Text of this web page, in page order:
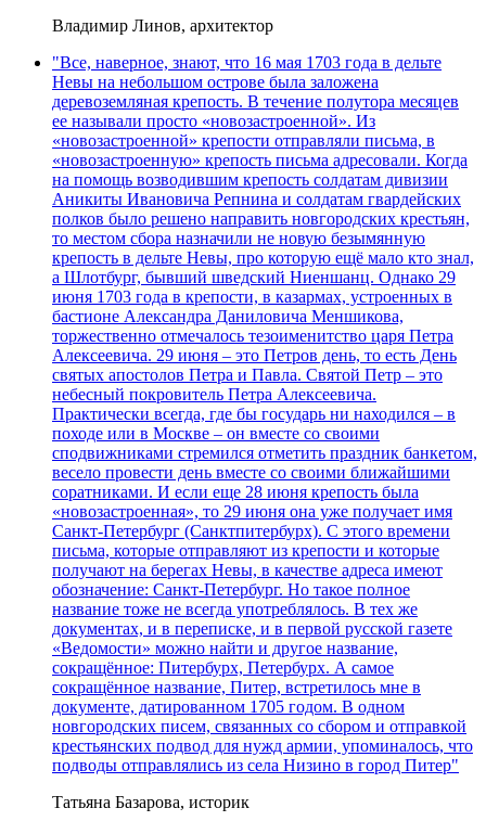
Владимир Линов, архитектор
"Все, наверное, знают, что 16 мая 1703 года в дельте
Невы на небольшом острове была заложена
деревоземляная крепость. В течение полутора месяцев
ее называли просто «новозастроенной». Из
«новозастроенной» крепости отправляли письма, в
«новозастроенную» крепость письма адресовали. Когда
на помощь возводившим крепость солдатам дивизии
Аникиты Ивановича Репнина и солдатам гвардейских
полков было решено направить новгородских крестьян,
то местом сбора назначили не новую безымянную
крепость в дельте Невы, про которую ещё мало кто знал,
а Шлотбург, бывший шведский Ниеншанц. Однако 29
июня 1703 года в крепости, в казармах, устроенных в
бастионе Александра Даниловича Меншикова,
торжественно отмечалось тезоименитство царя Петра
Алексеевича. 29 июня – это Петров день, то есть День
святых апостолов Петра и Павла. Святой Петр – это
небесный покровитель Петра Алексеевича.
Практически всегда, где бы государь ни находился – в
походе или в Москве – он вместе со своими
сподвижниками стремился отметить праздник банкетом,
весело провести день вместе со своими ближайшими
соратниками. И если еще 28 июня крепость была
«новозастроенная», то 29 июня она уже получает имя
Санкт-Петербург (Санктпитербурх). С этого времени
письма, которые отправляют из крепости и которые
получают на берегах Невы, в качестве адреса имеют
обозначение: Санкт-Петербург. Но такое полное
название тоже не всегда употреблялось. В тех же
документах, и в переписке, и в первой русской газете
«Ведомости» можно найти и другое название,
сокращённое: Питербурх, Петербурх. А самое
сокращённое название, Питер, встретилось мне в
документе, датированном 1705 годом. В одном
новгородских писем, связанных со сбором и отправкой
крестьянских подвод для нужд армии, упоминалось, что
подводы отправлялись из села Низино в город Питер"
Татьяна Базарова, историк